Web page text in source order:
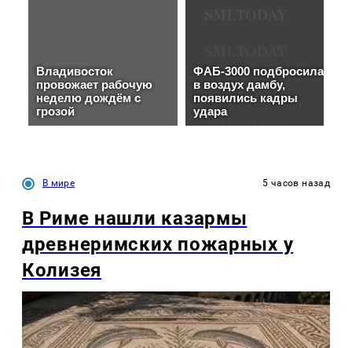
В мире 5 часов назад
В Риме нашли казармы
древнеримских пожарных у
Колизея